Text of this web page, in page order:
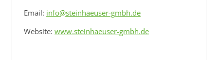
Email: info@steinhaeuser-gmbh.de
Website: www.steinhaeuser-gmbh.de